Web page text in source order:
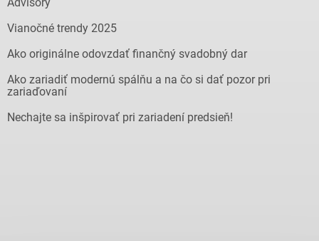
Vianočné trendy 2025
Ako originálne odovzdať finančný svadobný dar
Ako zariadiť modernú spálňu a na čo si dať pozor pri
zariaďovaní
Nechajte sa inšpirovať pri zariadení predsieň!